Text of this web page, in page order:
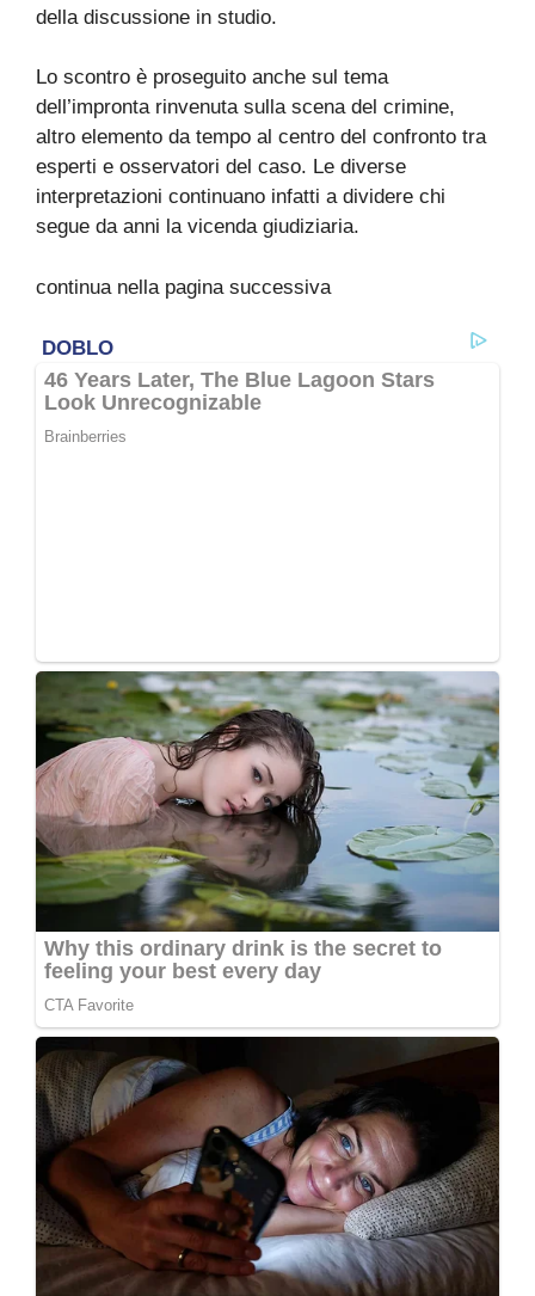
della discussione in studio.
Lo scontro è proseguito anche sul tema
dell’impronta rinvenuta sulla scena del crimine,
altro elemento da tempo al centro del confronto tra
esperti e osservatori del caso. Le diverse
interpretazioni continuano infatti a dividere chi
segue da anni la vicenda giudiziaria.
continua nella pagina successiva